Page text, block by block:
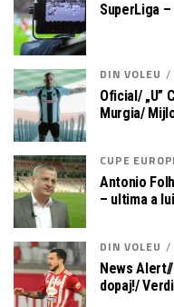
SuperLiga
DIN VOLEU
Oficial/ „U”
Murgia/
CUPE
Antonio
– ultima a
DIN VOLEU
News
dopaj!/